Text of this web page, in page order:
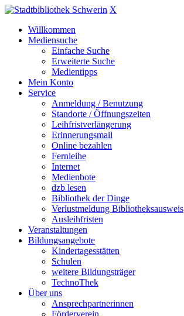
X
Willkommen
Mediensuche
Einfache Suche
Erweiterte Suche
Medientipps
Mein Konto
Service
Anmeldung / Benutzung
Standorte / Öffnungszeiten
Leihfristverlängerung
Erinnerungsmail
Online bezahlen
Fernleihe
Internet
Medienbote
dzb lesen
Bibliothek der Dinge
Verlustmeldung Bibliotheksausweis
Ausleihfristen
Veranstaltungen
Bildungsangebote
Kindertagesstätten
Schulen
weitere Bildungsträger
TechnoThek
Über uns
Ansprechpartnerinnen
Förderverein